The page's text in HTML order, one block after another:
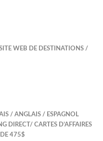
WEB DE DESTINATIONS /
/ ANGLAIS / ESPAGNOL
DIRECT/ CARTES D’AFFAIRES
DE 475$